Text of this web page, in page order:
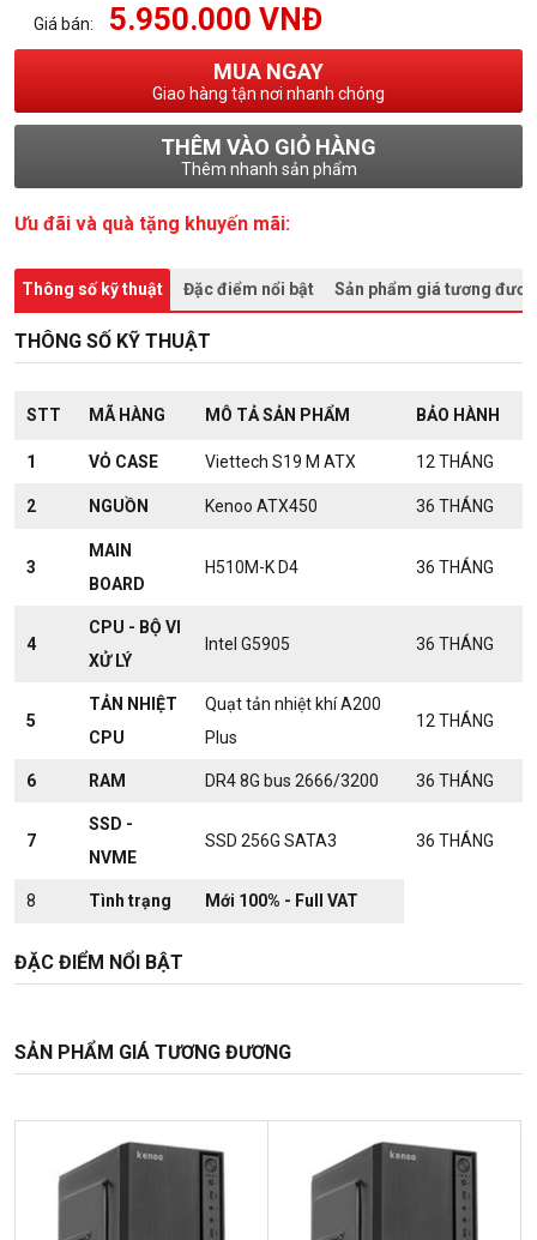
Giá bán: 5.950.000 VNĐ
MUA NGAY
Giao hàng tận nơi nhanh chóng
THÊM VÀO GIỎ HÀNG
Thêm nhanh sản phẩm
Ưu đãi và quà tặng khuyến mãi:
Thông số kỹ thuật Đặc điểm nổi bật Sản phẩm giá tương
THÔNG SỐ KỸ THUẬT
STT MÃ HÀNG MÔ TẢ SẢN PHẨM BẢO HÀNH
1 VỎ CASE Viettech S19 M ATX 12 THÁNG
2 NGUỒN Kenoo ATX450 36 THÁNG
3
MAIN
BOARD
H510M-K D4 36 THÁNG
4
CPU - BỘ VI
XỬ LÝ
Intel G5905 36 THÁNG
5
TẢN NHIỆT
CPU
Quạt tản nhiệt khí A200
Plus
12 THÁNG
6 RAM DR4 8G bus 2666/3200 36 THÁNG
7
SSD -
NVME
SSD 256G SATA3 36 THÁNG
8 Tình trạng Mới 100% - Full VAT
ĐẶC ĐIỂM NỔI BẬT
SẢN PHẨM GIÁ TƯƠNG ĐƯƠNG